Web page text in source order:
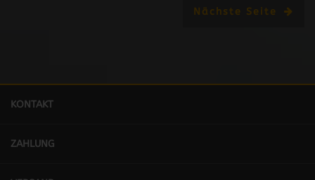
Nächste Seite
KONTAKT
ZAHLUNG